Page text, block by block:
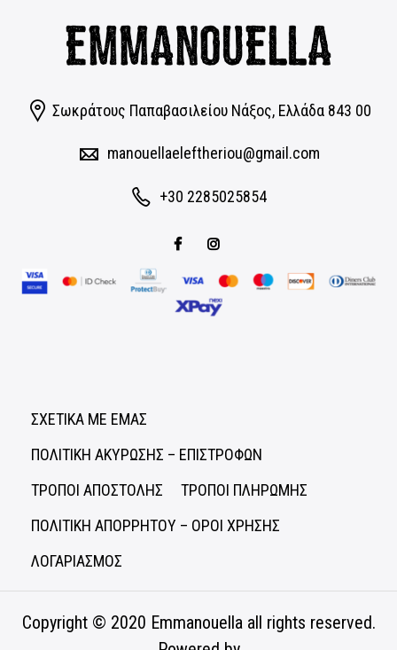
Σωκράτους Παπαβασιλείου Νάξος, Eλλάδα 843 00
manouellaeleftheriou@gmail.com
+30 2285025854
ΣΧΕΤΙΚΑ ΜΕ ΕΜΑΣ
ΠΟΛΙΤΙΚΗ ΑΚΥΡΩΣΗΣ – ΕΠΙΣΤΡΟΦΩΝ
ΤΡΟΠΟΙ ΑΠΟΣΤΟΛΗΣ
ΤΡΟΠΟΙ ΠΛΗΡΩΜΗΣ
ΠΟΛΙΤΙΚΗ ΑΠΟΡΡΗΤΟΥ – ΟΡΟΙ ΧΡΗΣΗΣ
ΛΟΓΑΡΙΑΣΜΟΣ
Copyright © 2020 Emmanouellaall rights reserved.